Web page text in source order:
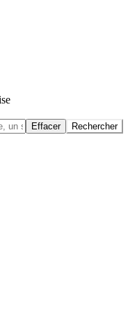
Effacer Rechercher